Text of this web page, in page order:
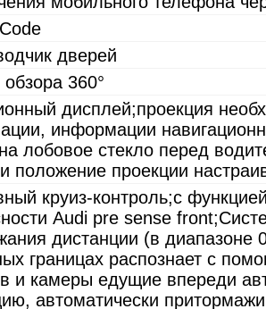
дверей
360°
дисплей;проекция
информации
лобовое стекло перед
положение проекции
круиз-контроль;с
Audi pre sense
дистанции (в диапазоне
границах распознает с
и камеры едущие впереди
автоматически